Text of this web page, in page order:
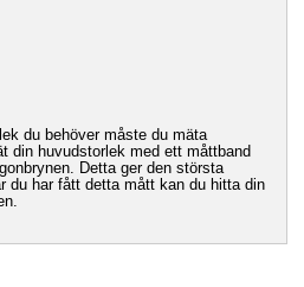
du behöver måste du mäta
din huvudstorlek med ett måttband
Detta ger den största
du har fått detta mått kan du hitta din